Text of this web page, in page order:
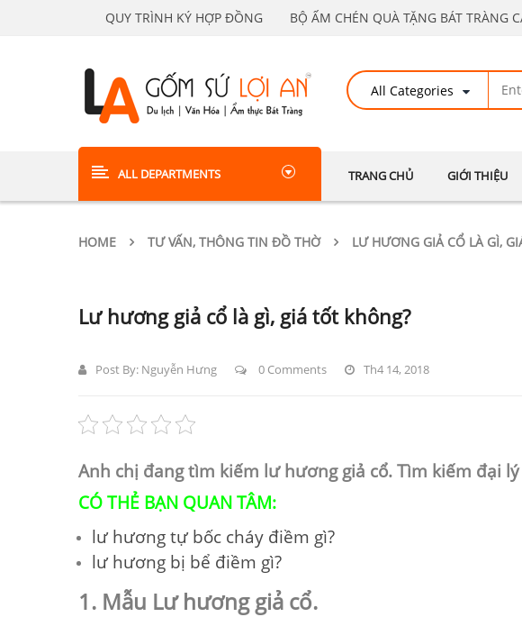
QUY TRÌNH KÝ HỢP ĐỒNG BỘ ẤM CHÉN QUÀ TẶNG BÁT TRÀNG
ALL DEPARTMENTS TRANG CHỦ GIỚI THIỆU
HOME TƯ VẤN, THÔNG TIN ĐỒ THỜ LƯ HƯƠNG GIẢ CỔ LÀ GÌ,
Lư hương giả cổ là gì, giá tốt không?
Post By: Nguyễn Hưng 0 Comments Th4 14, 2018
Anh chị đang tìm kiếm lư hương giả cổ. Tìm kiếm đại
CÓ THẺ BẠN QUAN TÂM:
lư hương tự bốc cháy điềm gì?
lư hương bị bể điềm gì?
1. Mẫu Lư hương giả cổ.